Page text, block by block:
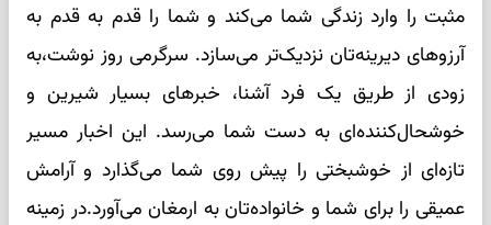
مثبت را وارد زندگی شما می‌کند و شما را قدم به قدم به
آرزوهای دیرینه‌تان نزدیک‌تر می‌سازد. سرگرمی روز نوشت،به
زودی از طریق یک فرد آشنا، خبرهای بسیار شیرین و
خوشحال‌کننده‌ای به دست شما می‌رسد. این اخبار مسیر
تازه‌ای از خوشبختی را پیش روی شما می‌گذارد و آرامش
عمیقی را برای شما و خانواده‌تان به ارمغان می‌آورد.در زمینه